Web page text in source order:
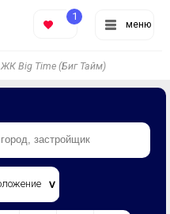
меню
1
Big Time (Биг Тайм)